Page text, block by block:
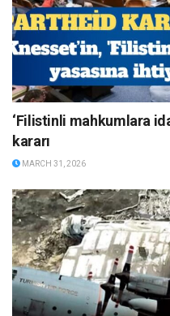
‘Filistinli mahkumlara
kararı
MARCH 31, 2026